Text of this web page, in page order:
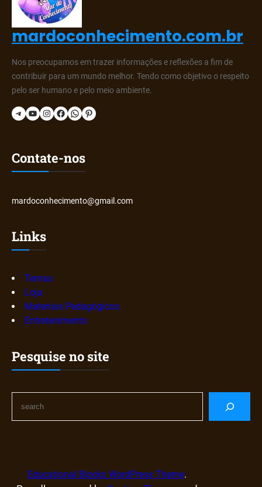
mardoconhecimento.com.br
Nos preocupamos em trazer informações e reflexões a fim de
contribuir para um mundo melhor. Tendo como objetivo o respeito
pelo ser humano e pelo meio ambiente.
Telegram YouTube Instagram Facebook WhatsApp Pinterest
Contate-nos
mardoconhecimento@gmail.com
Links
Temas
Loja
Materiais Pedagógicos
Entretenimento
Pesquise no site
Educational Blocks WordPress Theme.